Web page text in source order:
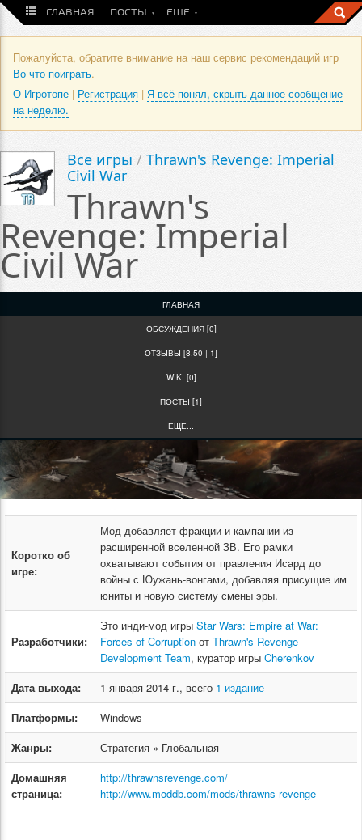
ГЛАВНАЯ ПОСТЫ ЕЩЕ
Пожалуйста, обратите внимание на наш сервис рекомендаций игр
Во что поиграть.
О Игротопе | Регистрация | Я всё понял, скрыть данное сообщение
на неделю.
Все игры / Thrawn's Revenge: Imperial
Civil War
Thrawn's
Revenge: Imperial
Civil War
ГЛАВНАЯ
ОБСУЖДЕНИЯ [0]
ОТЗЫВЫ [8.50 | 1]
WIKI [0]
ПОСТЫ [1]
ЕЩЕ...
Коротко об
игре:
Мод добавляет фракции и кампании из
расширенной вселенной ЗВ. Его рамки
охватывают события от правления Исард до
войны с Юужань-вонгами, добавляя присущие им
юниты и новую систему смены эры.
Разработчики:
Это инди-мод игры Star Wars: Empire at War:
Forces of Corruption от Thrawn's Revenge
Development Team, куратор игры Cherenkov
Дата выхода:
1 января 2014 г., всего 1 издание
Платформы:
Windows
Жанры:
Стратегия » Глобальная
Домашняя
страница:
http://thrawnsrevenge.com/
http://www.moddb.com/mods/thrawns-revenge